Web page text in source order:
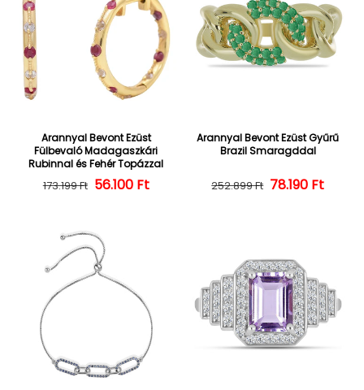
Arannyal Bevont Ezüst
Fülbevaló Madagaszkári
Rubinnal és Fehér Topázzal
Normál ár
173.199 Ft Kedvezményes ár
56.100 Ft
Arannyal Bevont Ezüst Gyűrű
Brazil Smaragddal
Normál ár
252.899 Ft 78.190 Ft